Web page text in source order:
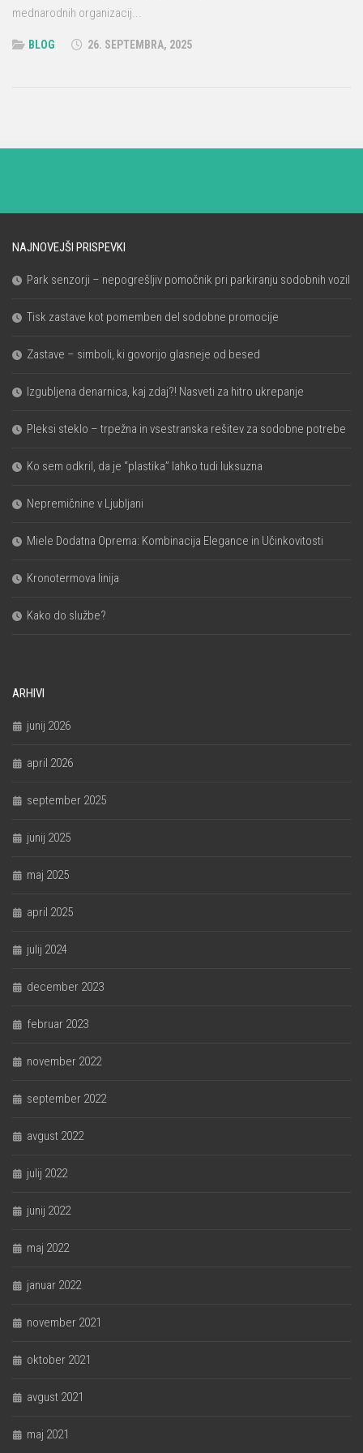
mednarodnih organizacij...
BLOG 26. SEPTEMBRA, 2025
NAJNOVEJŠI PRISPEVKI
Park senzorji – nepogrešljiv pomočnik pri parkiranju sodobnih vozil
Tisk zastave kot pomemben del sodobne promocije
Zastave – simboli, ki govorijo glasneje od besed
Izgubljena denarnica, kaj zdaj?! Nasveti za hitro ukrepanje
Pleksi steklo – trpežna in vsestranska rešitev za sodobne potrebe
Ko sem odkril, da je “plastika” lahko tudi luksuzna
Nepremičnine v Ljubljani
Miele Dodatna Oprema: Kombinacija Elegance in Učinkovitosti
Kronotermova linija
Kako do službe?
ARHIVI
junij 2026
april 2026
september 2025
junij 2025
maj 2025
april 2025
julij 2024
december 2023
februar 2023
november 2022
september 2022
avgust 2022
julij 2022
junij 2022
maj 2022
januar 2022
november 2021
oktober 2021
avgust 2021
maj 2021